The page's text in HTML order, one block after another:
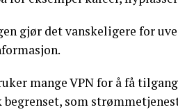
gjør det vanskeligere for
mange VPN for å få
begrenset, som